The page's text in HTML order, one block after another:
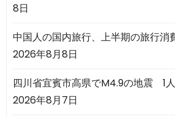
8日
中国人の国内旅行、上半期の旅行消
2026年8月8日
四川省宜賓市高県でM4.9の地震 1
2026年8月7日